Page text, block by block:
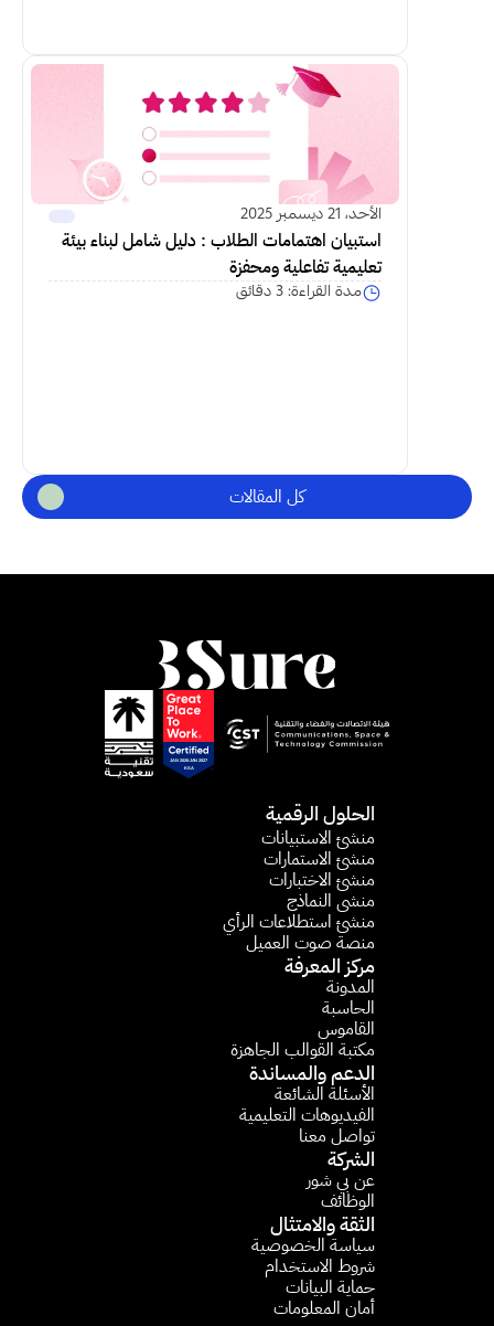
اكمل القراءة
الأحد، 21 ديسمبر 2025
تعليمية تفاعلية ومحفزة
مدة القراءة: 3 دقائق
كل المقالات
الثقة والامتثال
سياسة الخصوصية
شروط الاستخدام
حماية البيانات
أمان المعلومات
الشركة
عن بي شور
الوظائف
الدعم والمساندة
الأسئلة الشائعة​
الفيديوهات التعليمية
تواصل معنا
مركز المعرفة
المدونة
الحاسبة
القاموس
مكتبة القوالب الجاهزة
الحلول الرقمية
منشئ الاستبيانات​
منشئ الاستمارات​
منشئ الاختبارات
منشى النماذج
منشئ استطلاعات الرأي​
منصة صوت العميل